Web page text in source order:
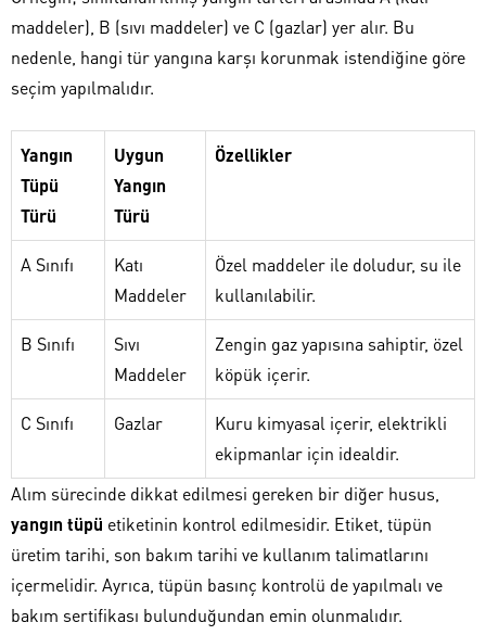
maddeler), B (sıvı maddeler) ve C (gazlar) yer alır. Bu
nedenle, hangi tür yangına karşı korunmak istendiğine göre
seçim yapılmalıdır.
Yangın
Tüpü
Türü
Uygun
Yangın
Türü
Özellikler
A Sınıfı
Katı
Maddeler
Özel maddeler ile doludur, su ile
kullanılabilir.
B Sınıfı
Sıvı
Maddeler
Zengin gaz yapısına sahiptir, özel
köpük içerir.
C Sınıfı Gazlar
Kuru kimyasal içerir, elektrikli
ekipmanlar için idealdir.
Alım sürecinde dikkat edilmesi gereken bir diğer husus,
yangın tüpü etiketinin kontrol edilmesidir. Etiket, tüpün
üretim tarihi, son bakım tarihi ve kullanım talimatlarını
içermelidir. Ayrıca, tüpün basınç kontrolü de yapılmalı ve
bakım sertifikası bulunduğundan emin olunmalıdır.